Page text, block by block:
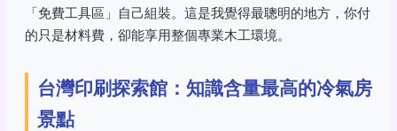
「免費工具區」自己組裝。這是我覺得最聰明的地方，你付
的只是材料費，卻能享用整個專業木工環境。
台灣印刷探索館：知識含量最高的冷氣房
景點